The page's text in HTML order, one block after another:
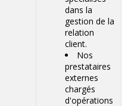
dans la
gestion de la
relation
client.
Nos
prestataires
externes
chargés
d'opérations